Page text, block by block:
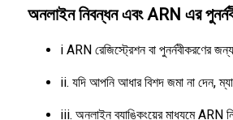
অনলাইন নিবন্ধন এবং ARN এর
i ARN রেজিস্ট্রেশন বা পুনর্নবীকরণের
ii. যদি আপনি আধার বিশদ জমা না দেন,
iii. অনলাইন ব্যাঙ্কিংয়ের মাধ্যমে ARN